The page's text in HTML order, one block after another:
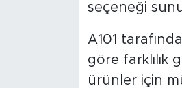
seçeneği
A101
göre farklılık
ürünler için